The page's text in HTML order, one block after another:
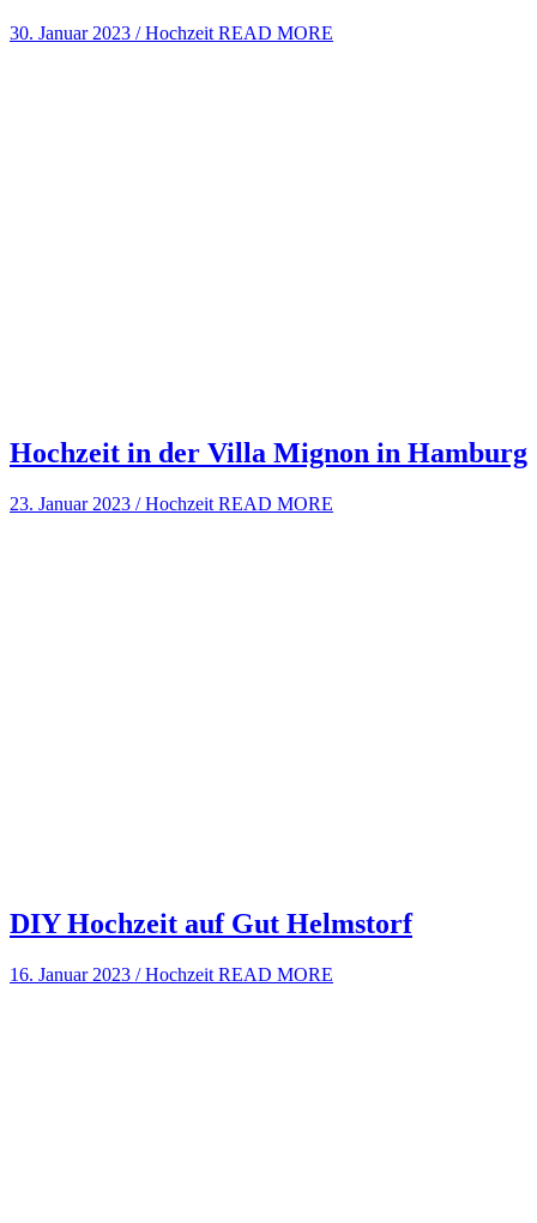
30. Januar 2023 /HochzeitREAD MORE
Hochzeit in der Villa Mignon in Hamburg
23. Januar 2023 /Hochzeit READ MORE
DIY Hochzeit auf Gut Helmstorf
16. Januar 2023 /Hochzeit READ MORE